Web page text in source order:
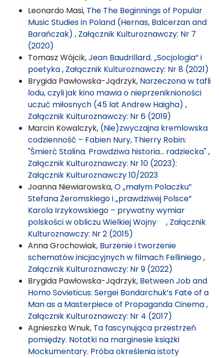
Leonardo Masi, The The Beginnings of Popular
Music Studies in Poland (Hernas, Balcerzan and
Barańczak) , Załącznik Kulturoznawczy: Nr 7
(2020)
Tomasz Wójcik,Jean Baudrillard. „Socjologia” i
poetyka, Załącznik Kulturoznawczy: Nr 8 (2021)
Brygida Pawłowska-Jądrzyk, Narzeczona w tafli
lodu, czyli jak kino mawia o nieprzeniknioności
uczuć miłosnych (45 lat Andrew Haigha) ,
Załącznik Kulturoznawczy: Nr 6 (2019)
Marcin Kowalczyk, (Nie)zwyczajna kremlowska
codzienność – Fabien Nury, Thierry Robin:
"Śmierć Stalina. Prawdziwa historia… radziecka",
Załącznik Kulturoznawczy: Nr 10 (2023):
Załącznik Kulturoznawczy 10/2023
Joanna Niewiarowska,O „małym Polaczku”
Stefana Żeromskiego i „prawdziwej Polsce”
Karola Irzykowskiego – prywatny wymiar
polskości w obliczu Wielkiej Wojny , Załącznik
Kulturoznawczy: Nr 2 (2015)
Anna Grochowiak, Burzenie i tworzenie
schematów inicjacyjnych w filmach Felliniego,
Załącznik Kulturoznawczy: Nr 9 (2022)
Brygida Pawłowska-Jądrzyk, Between Job and
Homo Sovieticus: Sergei Bondarchuk’s Fate of a
Man as a Masterpiece of Propaganda Cinema,
Załącznik Kulturoznawczy: Nr 4 (2017)
Agnieszka Wnuk, Ta fascynująca przestrzeń
pomiędzy. Notatki na marginesie książki
Mockumentary. Próba określenia istoty